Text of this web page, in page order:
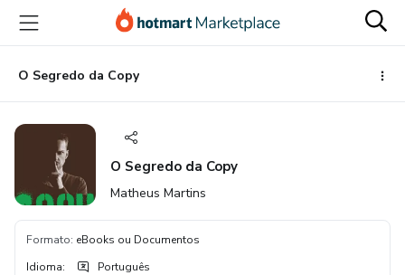
para
conteúdo
principal
para
pagamento
para
rodapé
O Segredo da Copy
O Segredo da Copy
Matheus Martins
Formato: eBooks ou Documentos
Idioma: Português